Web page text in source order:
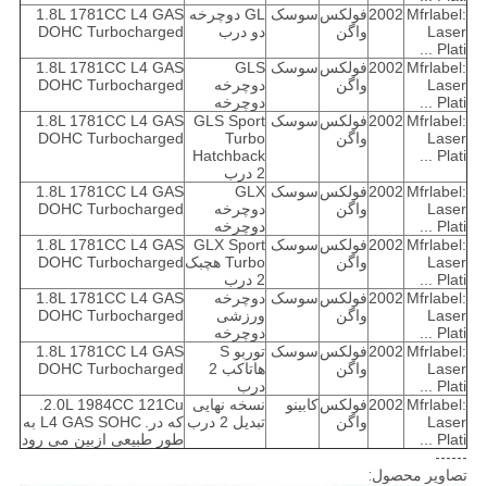
Mfrlabel:
Laser
Plati ...
2002فولکس
واگن
سوسک
GL دوچرخه
دو درب
1.8L 1781CC L4 GAS
DOHC Turbocharged
Mfrlabel:
Laser
Plati ...
2002فولکس
واگن
سوسک GLS
دوچرخه
دوچرخه
1.8L 1781CC L4 GAS
DOHC Turbocharged
Mfrlabel:
Laser
Plati ...
2002فولکس
واگن
سوسک GLS Sport
Turbo
Hatchback
2 درب
1.8L 1781CC L4 GAS
DOHC Turbocharged
Mfrlabel:
Laser
Plati ...
2002فولکس
واگن
سوسک GLX
دوچرخه
دوچرخه
1.8L 1781CC L4 GAS
DOHC Turbocharged
Mfrlabel:
Laser
Plati ...
2002فولکس
واگن
سوسک GLX Sport
Turbo هچبک
2 درب
1.8L 1781CC L4 GAS
DOHC Turbocharged
Mfrlabel:
Laser
Plati ...
2002فولکس
واگن
سوسک دوچرخه
ورزشی
دوچرخه
1.8L 1781CC L4 GAS
DOHC Turbocharged
Mfrlabel:
Laser
Plati ...
2002فولکس
واگن
سوسک
توربو S
هاتاکب 2
درب
1.8L 1781CC L4 GAS
DOHC Turbocharged
Mfrlabel:
Laser
Plati ...
2002فولکس
واگن
کابینو
نسخه نهایی
تبدیل 2 درب
2.0L 1984CC 121Cu.
که در.
L4 GAS SOHC به
طور طبیعی ازبین می رود
------
تصاویر محصول: